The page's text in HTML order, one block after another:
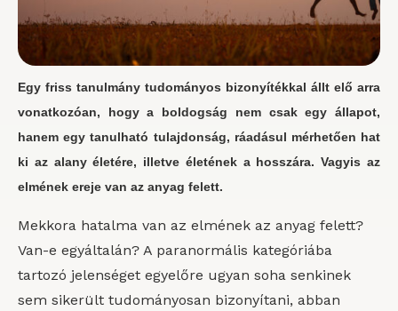
Egy friss tanulmány tudományos bizonyítékkal állt elő arra
vonatkozóan, hogy a boldogság nem csak egy állapot,
hanem egy tanulható tulajdonság, ráadásul mérhetően hat
ki az alany életére, illetve életének a hosszára. Vagyis az
elmének ereje van az anyag felett.
Mekkora hatalma van az elmének az anyag felett?
Van-e egyáltalán? A paranormális kategóriába
tartozó jelenséget egyelőre ugyan soha senkinek
sem sikerült tudományosan bizonyítani, abban